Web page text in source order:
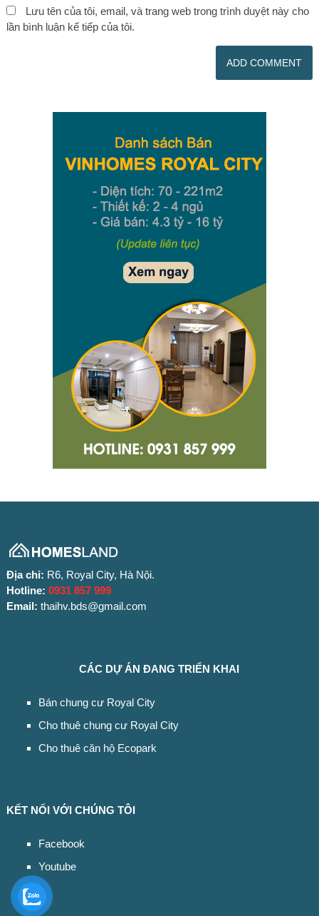
Lưu tên của tôi, email, và trang web trong trình duyệt này cho
lần bình luận kế tiếp của tôi.
Địa chỉ: R6, Royal City, Hà Nội.
Hotline: 0931 857 999
Email: thaihv.bds@gmail.com
CÁC DỰ ÁN ĐANG TRIỂN KHAI
Bán chung cư Royal City
Cho thuê chung cư Royal City
Cho thuê căn hộ Ecopark
KẾT NỐI VỚI CHÚNG TÔI
Facebook
Youtube